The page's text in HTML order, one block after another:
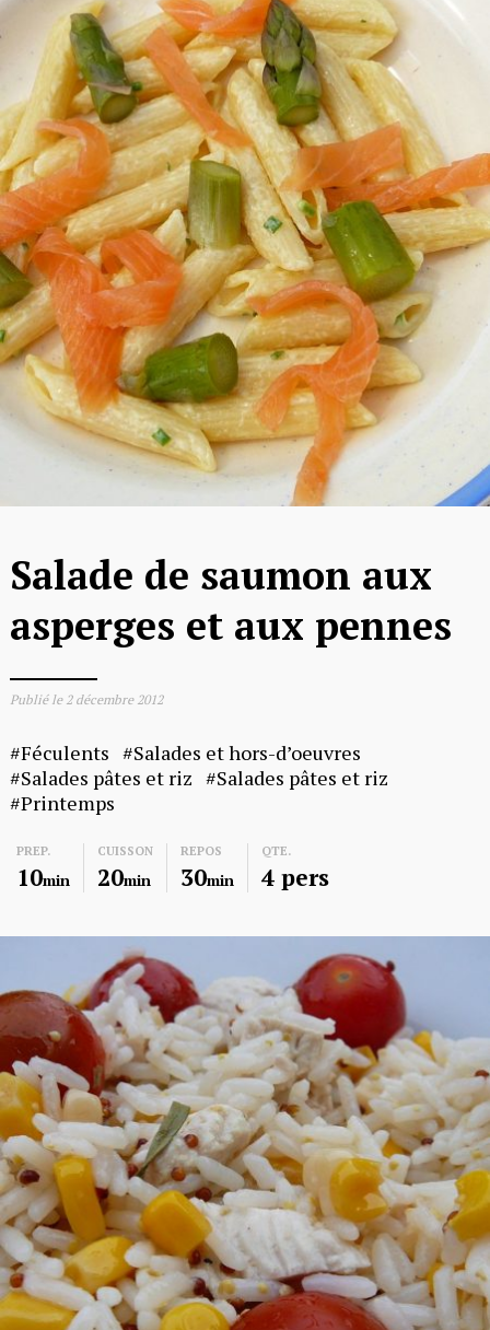
Salade de saumon aux
asperges et aux pennes
Publié le 2 décembre 2012
Féculents
Salades et hors-d’oeuvres
Salades pâtes et riz
Salades pâtes et riz
Printemps
PREP.
10min
CUISSON
20min
REPOS
30min
QTE.
4 pers